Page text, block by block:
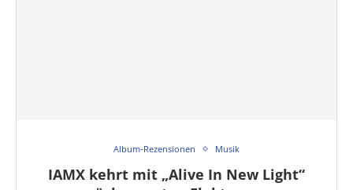
Album-Rezensionen Musik
IAMX kehrt mit „Alive In New Light“